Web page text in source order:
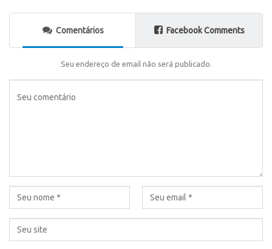
Comentários Facebook Comments
Seu endereço de email não será publicado.